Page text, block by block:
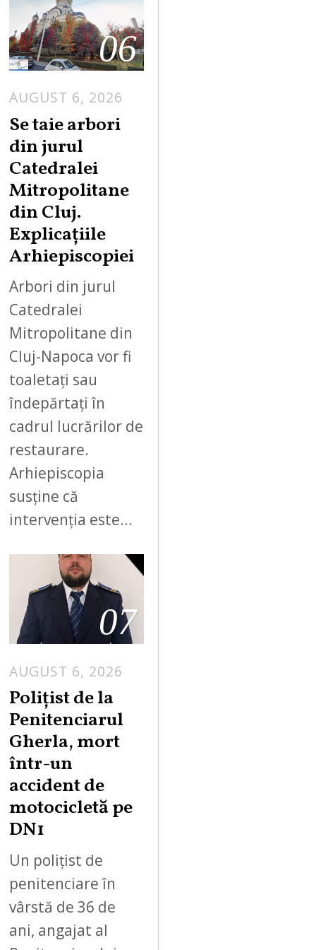
06
AUGUST 6, 2026
Se taie arbori
din jurul
Catedralei
Mitropolitane
din Cluj.
Explicațiile
Arhiepiscopiei
Arbori din jurul
Catedralei
Mitropolitane din
Cluj-Napoca vor fi
toaletați sau
îndepărtați în
cadrul lucrărilor de
restaurare.
Arhiepiscopia
susține că
intervenția este…
07
AUGUST 6, 2026
Polițist de la
Penitenciarul
Gherla, mort
într-un
accident de
motocicletă pe
DN1
Un polițist de
penitenciare în
vârstă de 36 de
ani, angajat al